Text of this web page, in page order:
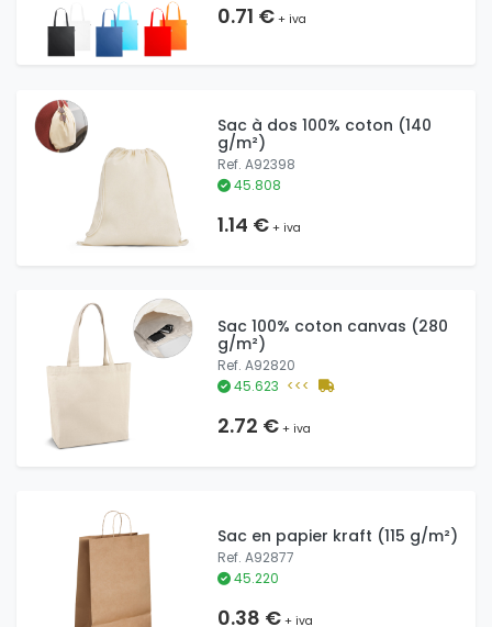
0.71 €+ iva
Sac à dos 100% coton (140
g/m²)
Ref. A92398
45.808
1.14 €+ iva
Sac 100% coton canvas (280
g/m²)
Ref. A92820
45.623 <<<
2.72 €+ iva
Sac en papier kraft (115 g/m²)
Ref. A92877
45.220
0.38 €+ iva